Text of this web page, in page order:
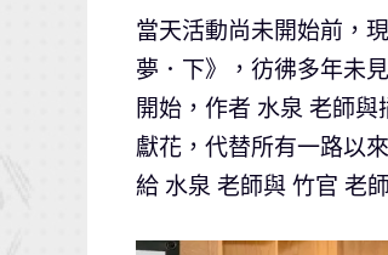
當天活動尚未開始前，
夢．下》，彷彿多年未
開始，作者 水泉 老師
獻花，代替所有一路以
給 水泉 老師與 竹官 老